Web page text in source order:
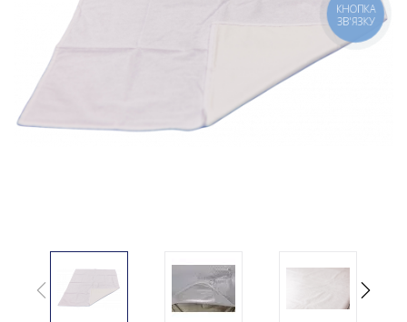
КНОПКА
ЗВ'ЯЗКУ